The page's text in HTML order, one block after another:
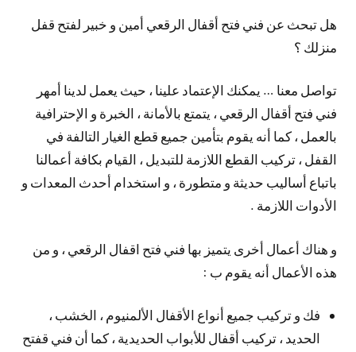
هل تبحث عن فني فتح أقفال الرقعي أمين و خبير لفتح قفل
منزلك ؟
تواصل معنا … يمكنك الإعتماد علينا ، حيث يعمل لدينا أمهر
فني فتح أقفال الرقعي ، يتمتع بالأمانة ، الخبرة و الإحترافية
بالعمل ، كما أنه يقوم بتأمين جميع قطع الغيار التالفة في
القفل ، تركيب القطع اللازمة للتبديل ، القيام بكافة أعمالنا
باتباع أساليب حديثة و متطورة ، و استخدام أحدث المعدات و
الأدوات اللازمة .
و هناك أعمال أخرى يتميز بها فني فتح اقفال الرقعي ، و من
هذه الأعمال أنه يقوم ب :
فك و تركيب جميع أنواع الأقفال الألمنيوم ، الخشب ،
الحديد ، تركيب أقفال للأبواب الحديدية ، كما أن فني قفتح